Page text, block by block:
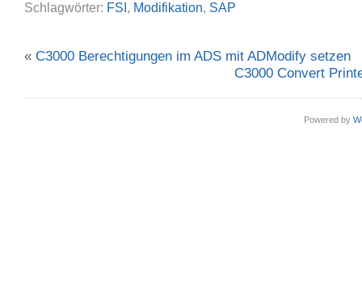
Schlagwörter: FSI , Modifikation, SAP
« C3000 Berechtigungen im ADS mit ADModify setzen
C3000 Convert
Powered by